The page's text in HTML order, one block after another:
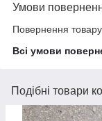
Умови
Повернення
Всі умови
Подібні товари